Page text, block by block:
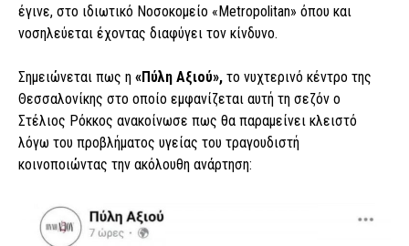
έγινε, στο ιδιωτικό Νοσοκομείο «Metropolitan» όπου και
νοσηλεύεται έχοντας διαφύγει τον κίνδυνο.
Σημειώνεται πως η «Πύλη Αξιού», το νυχτερινό κέντρο της
Θεσσαλονίκης στο οποίο εμφανίζεται αυτή τη σεζόν ο
Στέλιος Ρόκκος ανακοίνωσε πως θα παραμείνει κλειστό
λόγω του προβλήματος υγείας του τραγουδιστή
κοινοποιώντας την ακόλουθη ανάρτηση: